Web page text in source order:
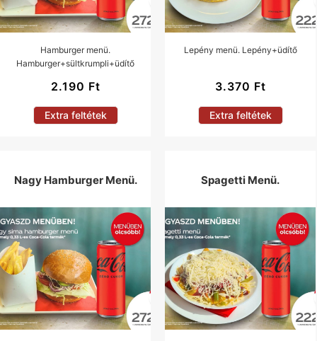
Hamburger menü.
Hamburger+sültkrumpli+üdítő
2.190 Ft
Extra feltétek
Lepény menü. Lepény+üdítő
3.370 Ft
Extra feltétek
Nagy Hamburger Menü. Spagetti Menü.